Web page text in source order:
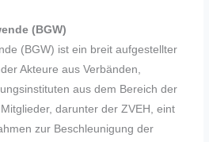
(BGW)
(BGW) ist ein breit aufgestellter
Akteure aus Verbänden,
aus dem Bereich der
darunter der ZVEH, eint
zur Beschleunigung der